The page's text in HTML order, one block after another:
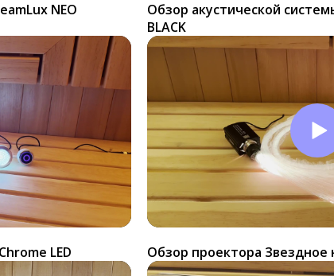
NEO
Обзор акустической
BLACK
LED Обзор проектора Звездное